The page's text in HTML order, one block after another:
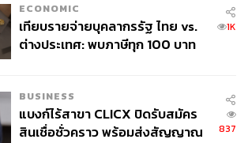
ลดพนักงาน EBITDA เทคโนโลยี
ECONOMIC
เทียบรายจ่ายบุคลากรรัฐ ไทย vs.
ต่างประเทศ: พบภาษีทุก 100 บาท
1K
BUSINESS
แบงก์ไร้สาขา CLICX ปิดรับสมัคร
สินเชื่อชั่วคราว พร้อมส่งสัญญาณ
837